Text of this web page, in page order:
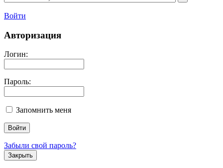
Войти
Авторизация
Логин:
Пароль:
Запомнить меня
Забыли свой пароль?
Закрыть